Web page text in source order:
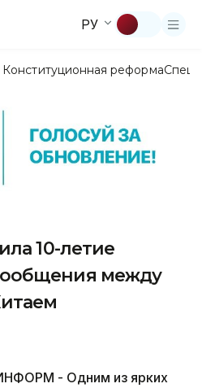
РУ
Конституционная реформа
10-летие
между
- Одним из ярких